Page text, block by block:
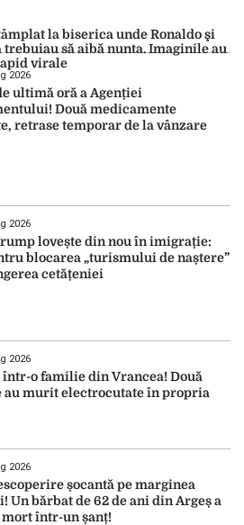
la biserica unde Ronaldo şi
trebuiau să aibă nunta. Imaginile au
virale
2026
ultimă oră a Agenției
Două medicamente
retrase temporar de la vânzare
2026
lovește din nou în imigrație:
blocarea „turismului de naștere”
cetățeniei
2026
într-o familie din Vrancea! Două
au murit electrocutate în propria
2026
șocantă pe marginea
Un bărbat de 62 de ani din Argeș a
mort într-un șanț!